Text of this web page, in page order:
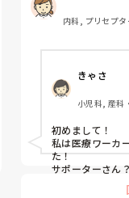
内科, プリセプ
きゃさ
小児科, 産科
初めまして！
私は医療ワーカ
た！
サポーターさん
載されてない情